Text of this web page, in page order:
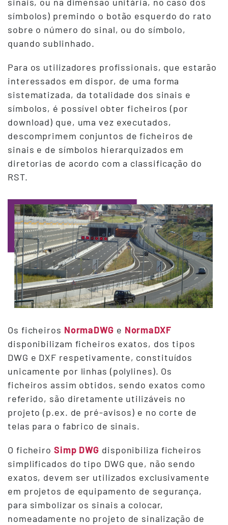
símbolos) premindo o botão esquerdo do rato
sobre o número do sinal, ou do símbolo,
quando sublinhado.
Para os utilizadores profissionais, que estarão
interessados em dispor, de uma forma
sistematizada, da totalidade dos sinais e
símbolos, é possível obter ficheiros (por
download) que, uma vez executados,
descomprimem conjuntos de ficheiros de
sinais e de símbolos hierarquizados em
diretorias de acordo com a classificação do
RST.
Os ficheiros NormaDWG e NormaDXF
disponibilizam ficheiros exatos, dos tipos
DWG e DXF respetivamente, constituídos
unicamente por linhas (polylines). Os
ficheiros assim obtidos, sendo exatos como
referido, são diretamente utilizáveis no
projeto (p.ex. de pré-avisos) e no corte de
telas para o fabrico de sinais.
O ficheiro Simp DWG disponibiliza ficheiros
simplificados do tipo DWG que, não sendo
exatos, devem ser utilizados exclusivamente
em projetos de equipamento de segurança,
para simbolizar os sinais a colocar,
nomeadamente no projeto de sinalização de